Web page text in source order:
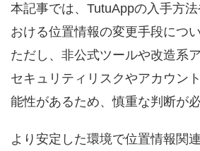
本記事では、TutuAppの入手方
おける位置情報の変更手段につ
ただし、非公式ツールや改造系
セキュリティリスクやアカウン
能性があるため、慎重な判断が必
より安定した環境で位置情報関